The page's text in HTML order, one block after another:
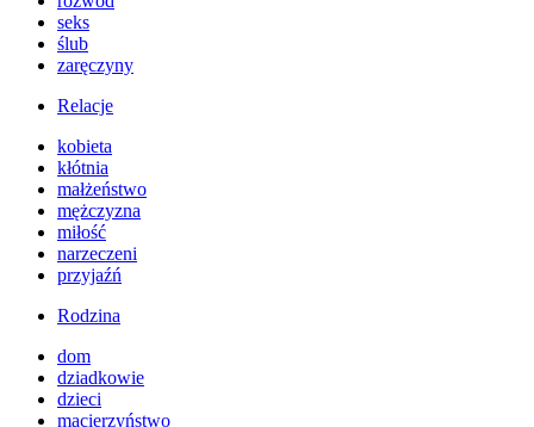
seks
ślub
zaręczyny
Relacje
kobieta
kłótnia
małżeństwo
mężczyzna
miłość
narzeczeni
przyjaźń
Rodzina
dom
dziadkowie
dzieci
macierzyństwo